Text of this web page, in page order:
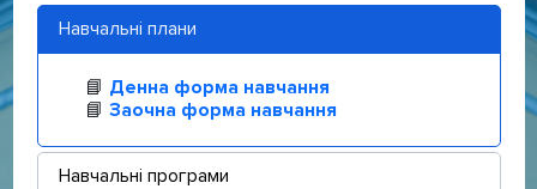
Навчальні плани
📘 Денна форма навчання
📘 Заочна форма навчання
Навчальні програми